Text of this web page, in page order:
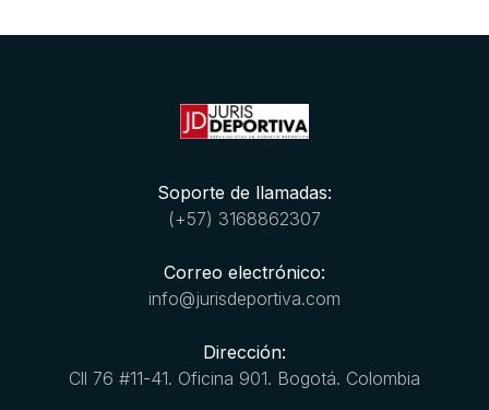
Soporte de llamadas:
(+57) 3168862307
Correo electrónico:
info@jurisdeportiva.com
Dirección:
Cll 76 #11-41. Oficina 901. Bogotá. Colombia